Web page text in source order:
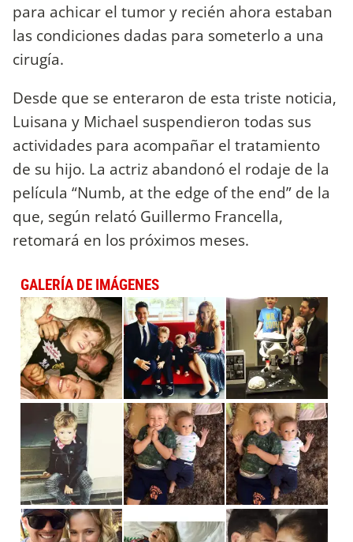
para achicar el tumor y recién ahora estaban
las condiciones dadas para someterlo a una
cirugía.
Desde que se enteraron de esta triste noticia,
Luisana y Michael suspendieron todas sus
actividades para acompañar el tratamiento
de su hijo. La actriz abandonó el rodaje de la
película “Numb, at the edge of the end” de la
que, según relató Guillermo Francella,
retomará en los próximos meses.
GALERÍA DE IMÁGENES